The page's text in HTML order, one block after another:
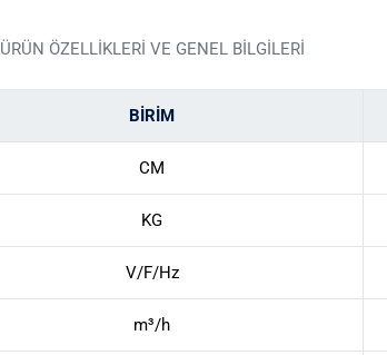
ÜRÜN ÖZELLİKLERİ VE GENEL BİLGİLERİ
BİRİM
CM
KG
V/F/Hz
m³/h